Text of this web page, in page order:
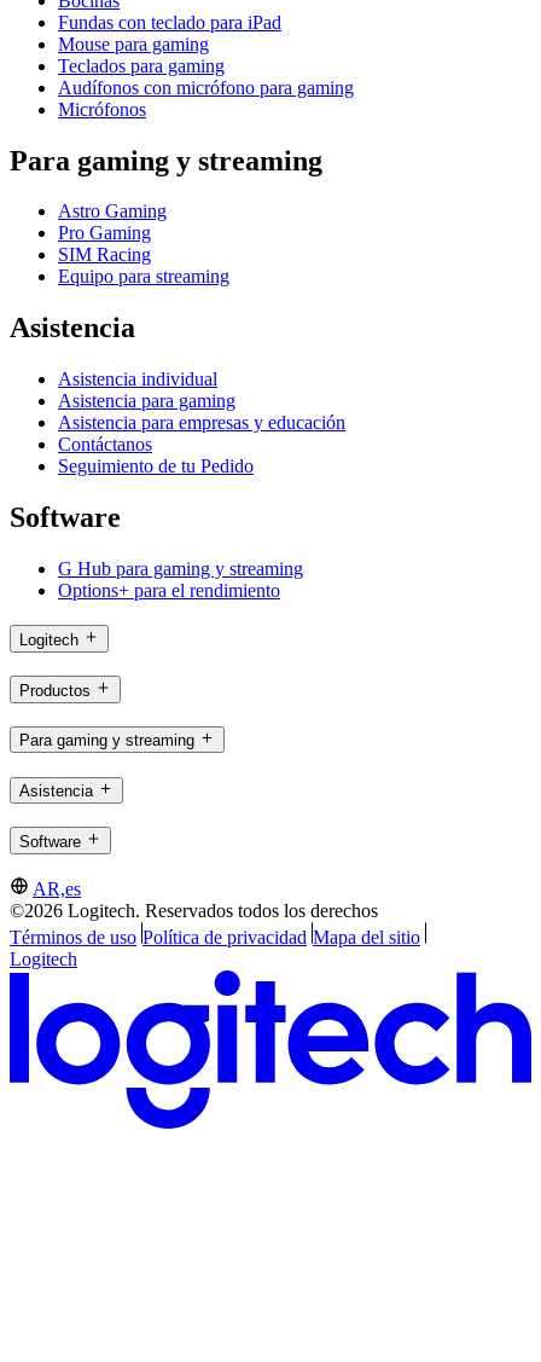
Fundas con teclado para iPad
Mouse para gaming
Teclados para gaming
Audífonos con micrófono para gaming
Micrófonos
Para gaming y streaming
Astro Gaming
Pro Gaming
SIM Racing
Equipo para streaming
Asistencia
Asistencia individual
Asistencia para gaming
Asistencia para empresas y educación
Contáctanos
Seguimiento de tu Pedido
Software
G Hub para gaming y streaming
Options+ para el rendimiento
Logitech
Productos
Para gaming y streaming
Asistencia
Software
AR,es
©2026 Logitech. Reservados todos los derechos
Términos de uso Política de privacidad Mapa del sitio
Logitech